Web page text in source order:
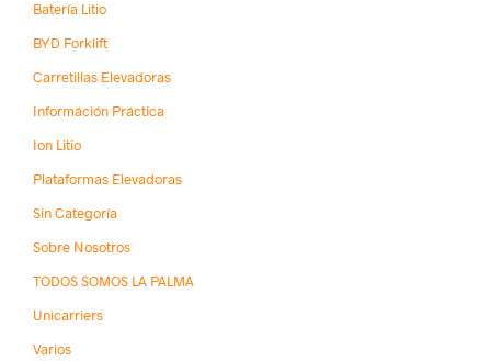
Batería Litio
BYD Forklift
Carretillas Elevadoras
Információn Práctica
Ion Litio
Plataformas Elevadoras
Sin Categoría
Sobre Nosotros
TODOS SOMOS LA PALMA
Unicarriers
Varios